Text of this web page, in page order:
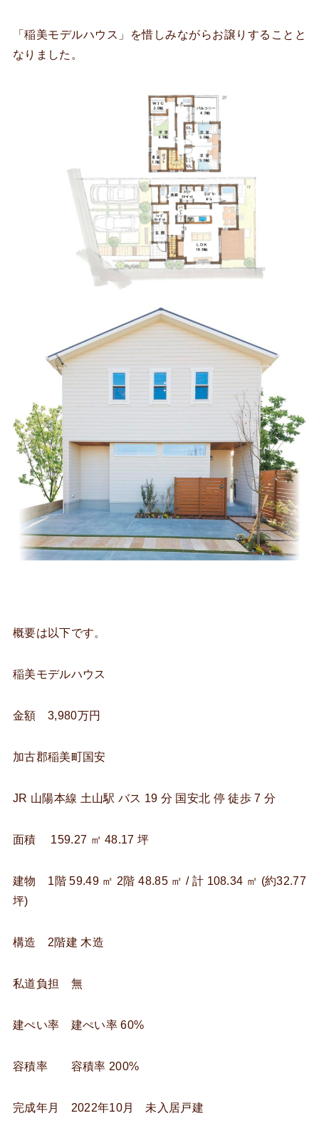
「稲美モデルハウス」を惜しみながらお譲りすることと
なりました。
概要は以下です。
稲美モデルハウス
金額 3,980万円
加古郡稲美町国安
JR 山陽本線 土山駅 バス 19 分 国安北 停 徒歩 7 分
面積 159.27 ㎡ 48.17 坪
建物 1階 59.49 ㎡ 2階 48.85 ㎡ / 計 108.34 ㎡ (約32.77
坪)
構造 2階建 木造
私道負担 無
建ぺい率 建ぺい率 60%
容積率 容積率 200%
完成年月 2022年10月 未入居戸建